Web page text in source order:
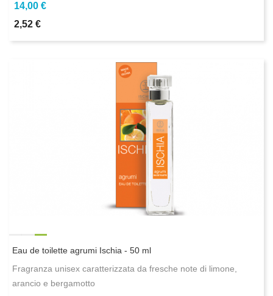
14,00 €
2,52 €
Eau de toilette agrumi Ischia - 50 ml
Fragranza unisex caratterizzata da fresche note di limone,
arancio e bergamotto